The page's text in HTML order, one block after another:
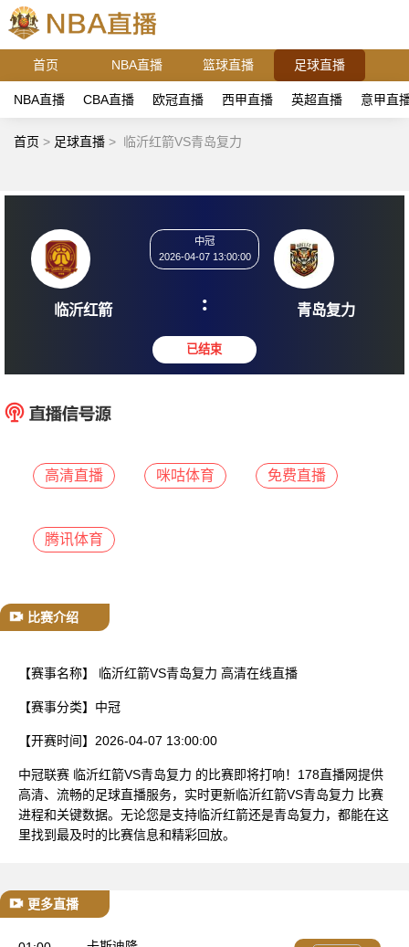
首页 NBA直播 篮球直播 足球直播
NBA直播 CBA直播 欧冠直播 西甲直播 英超直播 意甲直
首页 > 足球直播 > 临沂红箭VS青岛复力
临沂红箭
2026-04-07 13:00:00
: 青岛
高清直播 咪咕体育 免费直播
腾讯体育
比赛介绍
【赛事名称】 临沂红箭VS青岛复力 高清在线直播
【赛事分类】 中冠
【开赛时间】 2026-04-07 13:00:00
中冠联赛 临沂红箭VS青岛复力 的比赛即将打响！178直播网提供
高清、流畅的足球直播服务，实时更新临沂红箭VS青岛复力 比赛
进程和关键数据。无论您是支持临沂红箭还是青岛复力，都能在这
里找到最及时的比赛信息和精彩回放。
更多直播